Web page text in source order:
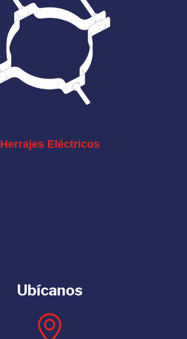
Herrajes Eléctricos
Ubícanos